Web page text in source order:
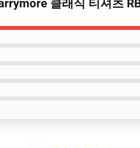
클래식 티셔츠